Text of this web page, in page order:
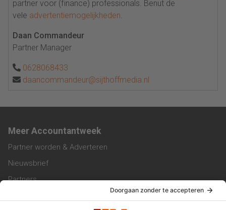
partner voor (finance) professionals. Benut de
vele advertentiemogelijkheden
Daan Commandeur
Partner Manager
0628068433
daancommandeur@sijthoffmedia.nl
Meer Accountantweek
Partner worden & Adverteren
Nieuwsbrief
Partners